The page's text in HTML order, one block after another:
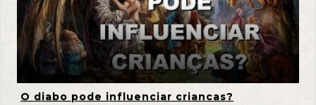
O diabo pode influenciar criancas?